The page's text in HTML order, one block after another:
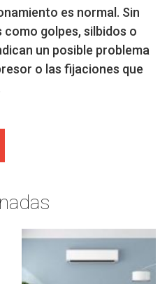
es normal. Sin
golpes, silbidos o
un posible problema
o las fijaciones que